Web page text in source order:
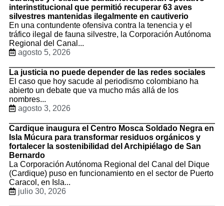
interinstitucional que permitió recuperar 63 aves
silvestres mantenidas ilegalmente en cautiverio
En una contundente ofensiva contra la tenencia y el
tráfico ilegal de fauna silvestre, la Corporación Autónoma
Regional del Canal...
agosto 5, 2026
La justicia no puede depender de las redes sociales
El caso que hoy sacude al periodismo colombiano ha
abierto un debate que va mucho más allá de los
nombres...
agosto 3, 2026
Cardique inaugura el Centro Mosca Soldado Negra en
Isla Múcura para transformar residuos orgánicos y
fortalecer la sostenibilidad del Archipiélago de San
Bernardo
La Corporación Autónoma Regional del Canal del Dique
(Cardique) puso en funcionamiento en el sector de Puerto
Caracol, en Isla...
julio 30, 2026